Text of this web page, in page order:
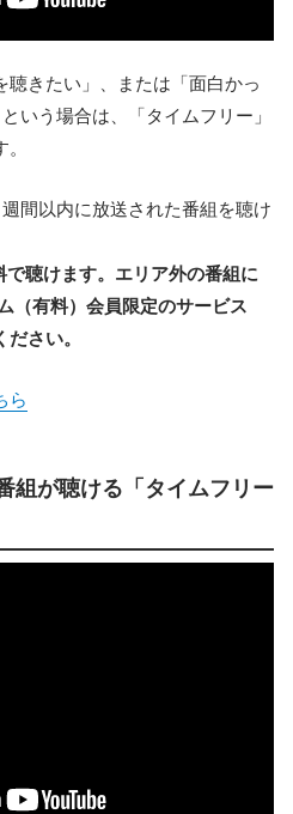
聴きたい」、または「面白かっ
いう場合は、「タイムフリー」
間以内に放送された番組を聴け
聴けます。エリア外の番組に
有料）会員限定のサービス
さい。
ら
組が聴ける「タイムフリー